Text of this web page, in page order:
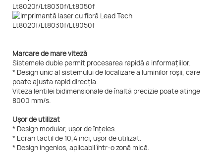
Marcare de mare viteză
Sistemele duble permit procesarea rapidă a informațiilor.
* Design unic al sistemului de localizare a luminilor roșii, care
poate ajusta rapid direcția.
Viteza lentilei bidimensionale de înaltă precizie poate atinge
8000 mm/s.
Ușor de utilizat
* Design modular, ușor de înțeles.
* Ecran tactil de 10,4 inci, ușor de utilizat.
* Design ingenios, aplicabil într-o zonă mică.